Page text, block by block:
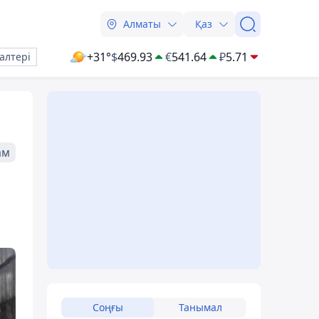
Алматы Қаз
+31°$469.93 €541.64 ₽5.71
Соңғы Танымал